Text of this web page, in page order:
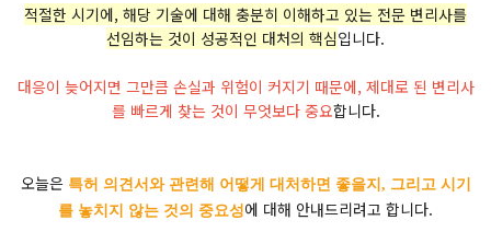
적절한 시기에, 해당 기술에 대해 충분히 이해하고 있는 전문 변리사를
선임하는 것이 성공적인 대처의 핵심입니다.
대응이 늦어지면 그만큼 손실과 위험이 커지기 때문에, 제대로 된 변리사
를 빠르게 찾는 것이 무엇보다 중요합니다.
오늘은 특허 의견서와 관련해 어떻게 대처하면 좋을지, 그리고 시기
를 놓치지 않는 것의 중요성에 대해 안내드리려고 합니다.